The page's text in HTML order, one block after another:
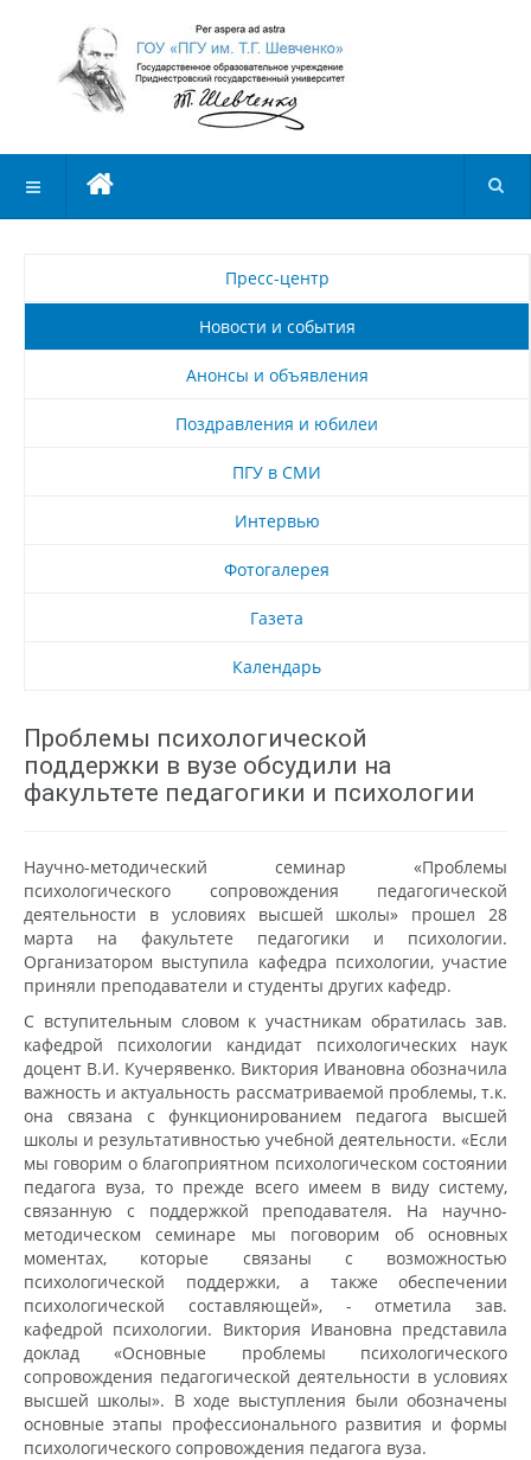
Пресс-центр
Новости и события
Анонсы и объявления
Поздравления и юбилеи
ПГУ в СМИ
Интервью
Фотогалерея
Газета
Календарь
Проблемы психологической
поддержки в вузе обсудили на
факультете педагогики и психологии
Научно-методический семинар «Проблемы
психологического сопровождения педагогической
деятельности в условиях высшей школы» прошел 28
марта на факультете педагогики и психологии.
Организатором выступила кафедра психологии, участие
приняли преподаватели и студенты других кафедр.
С вступительным словом к участникам обратилась зав.
кафедрой психологии кандидат психологических наук
доцент В.И. Кучерявенко. Виктория Ивановна обозначила
важность и актуальность рассматриваемой проблемы, т.к.
она связана с функционированием педагога высшей
школы и результативностью учебной деятельности. «Если
мы говорим о благоприятном психологическом состоянии
педагога вуза, то прежде всего имеем в виду систему,
связанную с поддержкой преподавателя. На научно-
методическом семинаре мы поговорим об основных
моментах, которые связаны с возможностью
психологической поддержки, а также обеспечении
психологической составляющей», - отметила зав.
кафедрой психологии. Виктория Ивановна представила
доклад «Основные проблемы психологического
сопровождения педагогической деятельности в условиях
высшей школы». В ходе выступления были обозначены
основные этапы профессионального развития и формы
психологического сопровождения педагога вуза.